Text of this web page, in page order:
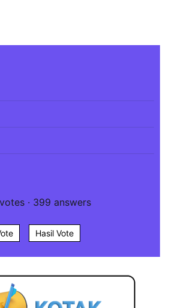
votes · 399 answers
Hasil Vote